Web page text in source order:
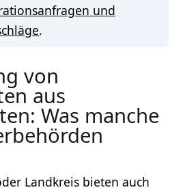
und
.
von
aus
Was manche
Landkreis bieten auch